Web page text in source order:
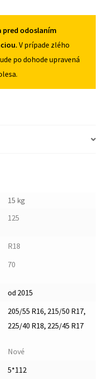
125/70R18
5X112
pred odoslaním
V prípade zlého
po dohode upravená
15 kg
125
R18
70
od 2015
205/55 R16, 215/50 R17,
225/40 R18, 225/45 R17
Nové
5*112